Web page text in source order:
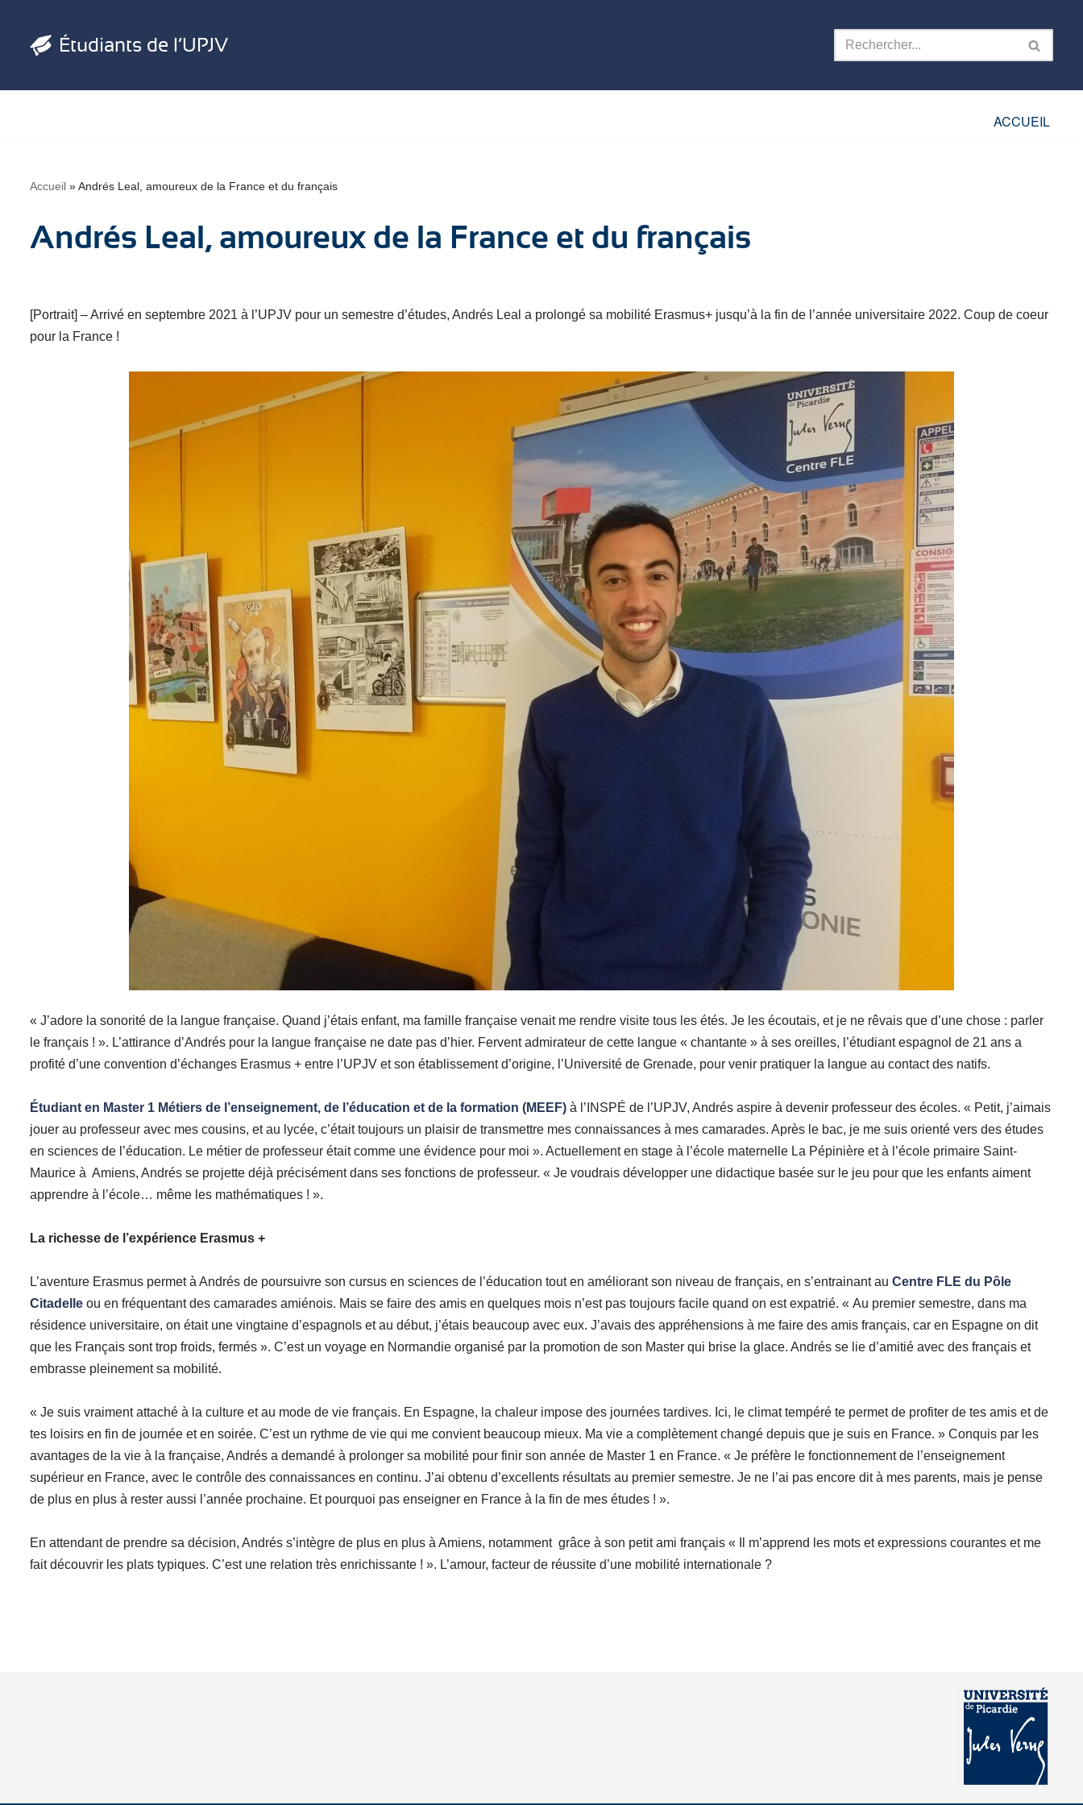
Aller
contenu
Étudiants de l’UPJV
ACCUEIL
Accueil »Andrés Leal, amoureux de la France et du français
Andrés Leal, amoureux de la France et du français
[Portrait] – Arrivé en septembre 2021 à l’UPJV pour un semestre d’études, Andrés Leal a prolongé sa mobilité Erasmus+ jusqu’à la fin de l’année universitaire 2022. Coup de coeur
pour la France !
« J’adore la sonorité de la langue française. Quand j’étais enfant, ma famille française venait me rendre visite tous les étés. Je les écoutais, et je ne rêvais que d’une chose : parler
le français ! ». L’attirance d’Andrés pour la langue française ne date pas d’hier. Fervent admirateur de cette langue « chantante » à ses oreilles, l’étudiant espagnol de 21 ans a
profité d’une convention d’échanges Erasmus + entre l’UPJV et son établissement d’origine, l’Université de Grenade, pour venir pratiquer la langue au contact des natifs.
Étudiant en Master 1 Métiers de l’enseignement, de l’éducation et de la formation (MEEF) à l’INSPÉ de l’UPJV, Andrés aspire à devenir professeur des écoles. « Petit, j’aimais
jouer au professeur avec mes cousins, et au lycée, c’était toujours un plaisir de transmettre mes connaissances à mes camarades. Après le bac, je me suis orienté vers des études
en sciences de l’éducation. Le métier de professeur était comme une évidence pour moi ». Actuellement en stage à l’école maternelle La Pépinière et à l’école primaire Saint-
Maurice à Amiens, Andrés se projette déjà précisément dans ses fonctions de professeur. « Je voudrais développer une didactique basée sur le jeu pour que les enfants aiment
apprendre à l’école… même les mathématiques ! ».­­
La richesse de l’expérience Erasmus +
L’aventure Erasmus permet à Andrés de poursuivre son cursus en sciences de l’éducation tout en améliorant son niveau de français, en s’entrainant au Centre FLE du Pôle
Citadelle ou en fréquentant des camarades amiénois. Mais se faire des amis en quelques mois n’est pas toujours facile quand on est expatrié. « Au premier semestre, dans ma
résidence universitaire, on était une vingtaine d’espagnols et au début, j’étais beaucoup avec eux. J’avais des appréhensions à me faire des amis français, car en Espagne on dit
que les Français sont trop froids, fermés ». C’est un voyage en Normandie organisé par la promotion de son Master qui brise la glace. Andrés se lie d’amitié avec des français et
embrasse pleinement sa mobilité.
« Je suis vraiment attaché à la culture et au mode de vie français. En Espagne, la chaleur impose des journées tardives. Ici, le climat tempéré te permet de profiter de tes amis et de
tes loisirs en fin de journée et en soirée. C’est un rythme de vie qui me convient beaucoup mieux. Ma vie a complètement changé depuis que je suis en France. » Conquis par les
avantages de la vie à la française, Andrés a demandé à prolonger sa mobilité pour finir son année de Master 1 en France. « Je préfère le fonctionnement de l’enseignement
supérieur en France, avec le contrôle des connaissances en continu. J’ai obtenu d’excellents résultats au premier semestre. Je ne l’ai pas encore dit à mes parents, mais je pense
de plus en plus à rester aussi l’année prochaine. Et pourquoi pas enseigner en France à la fin de mes études ! ».
En attendant de prendre sa décision, Andrés s’intègre de plus en plus à Amiens, notamment grâce à son petit ami français « Il m’apprend les mots et expressions courantes et me
fait découvrir les plats typiques. C’est une relation très enrichissante ! ». L’amour, facteur de réussite d’une mobilité internationale ?